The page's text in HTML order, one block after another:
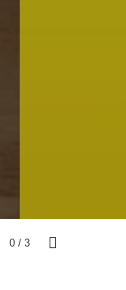
0 /3